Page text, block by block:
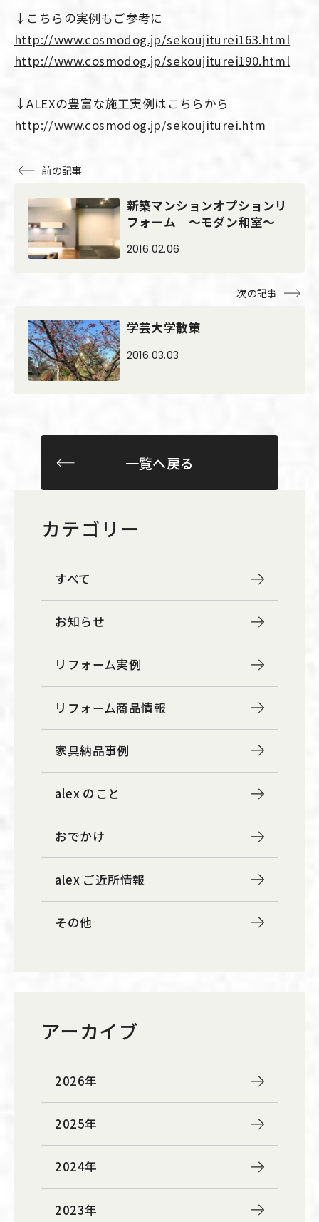
カテゴリー
すべて
お知らせ
リフォーム実例
リフォーム商品情報
家具納品事例
alex のこと
おでかけ
alex ご近所情報
その他
アーカイブ
2026年
2025年
2024年
2023年
↓こちらの実例もご参考に
http://www.cosmodog.jp/sekoujiturei163.html
http://www.cosmodog.jp/sekoujiturei190.html
↓ALEXの豊富な施工実例はこちらから
http://www.cosmodog.jp/sekoujiturei.htm
前の記事
新築マンションオプションリ
フォーム ～モダン和室～
2016.02.06
次の記事
学芸大学散策
2016.03.03
一覧へ戻る